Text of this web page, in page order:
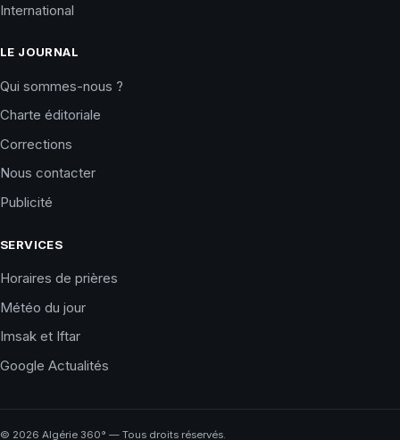
International
LE JOURNAL
Qui sommes-nous ?
Charte éditoriale
Corrections
Nous contacter
Publicité
SERVICES
Horaires de prières
Météo du jour
Imsak et Iftar
Google Actualités
© 2026 Algérie 360° — Tous droits réservés.